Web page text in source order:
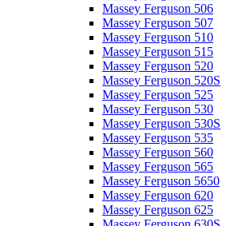
Massey Ferguson 506
Massey Ferguson 507
Massey Ferguson 510
Massey Ferguson 515
Massey Ferguson 520
Massey Ferguson 520S
Massey Ferguson 525
Massey Ferguson 530
Massey Ferguson 530S
Massey Ferguson 535
Massey Ferguson 560
Massey Ferguson 565
Massey Ferguson 5650
Massey Ferguson 620
Massey Ferguson 625